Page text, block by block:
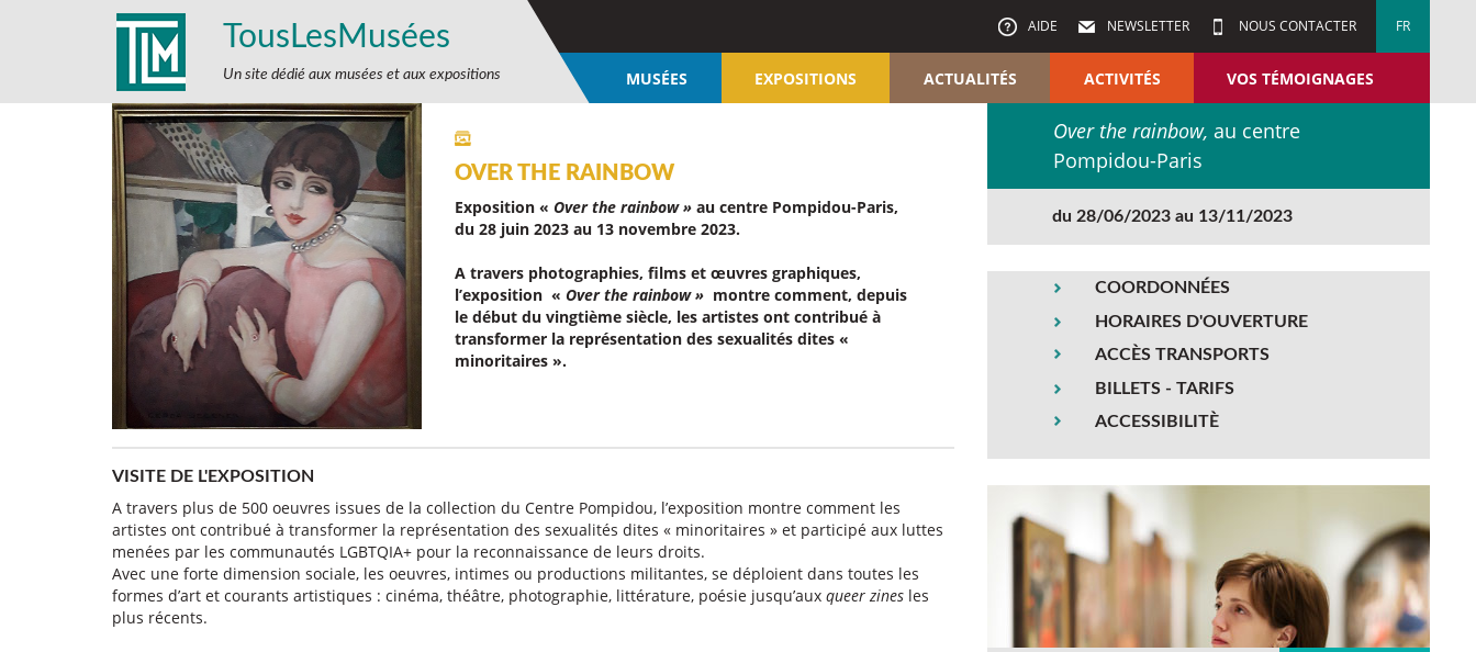
TousLesMusées
Un site dédié aux musées et aux expositions
AIDE NEWSLETTER NOUS CONTACTER FR
MUSÉES EXPOSITIONS ACTUALITÉS ACTIVITÉS VOS TÉMOIGNAGES
OVER THE RAINBOW
Exposition « Over the rainbow » au centre Pompidou-Paris,
du 28 juin 2023 au 13 novembre 2023.
A travers photographies, films et œuvres graphiques,
l’exposition « Over the rainbow » montre comment, depuis
le début du vingtième siècle, les artistes ont contribué à
transformer la représentation des sexualités dites «
minoritaires ».
VISITE DE L'EXPOSITION
A travers plus de 500 oeuvres issues de la collection du Centre Pompidou, l’exposition montre comment les
artistes ont contribué à transformer la représentation des sexualités dites « minoritaires » et participé aux luttes
menées par les communautés LGBTQIA+ pour la reconnaissance de leurs droits.
Avec une forte dimension sociale, les oeuvres, intimes ou productions militantes, se déploient dans toutes les
formes d’art et courants artistiques : cinéma, théâtre, photographie, littérature, poésie jusqu’aux queer zines les
plus récents.
Over the rainbow, au centre
Pompidou-Paris
du 28/06/2023 au 13/11/2023
COORDONNÉES
HORAIRES D'OUVERTURE
ACCÈS TRANSPORTS
BILLETS - TARIFS
ACCESSIBILITÈ